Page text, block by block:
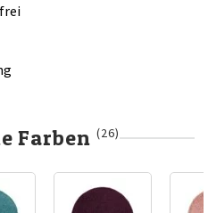
Farben(26)